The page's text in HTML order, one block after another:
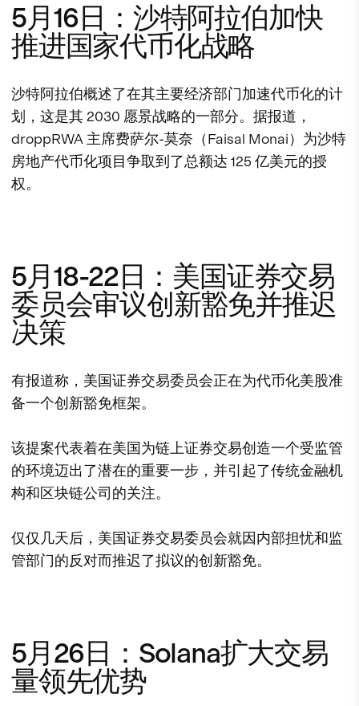
5月16日：沙特阿拉伯加快
推进国家代币化战略
沙特阿拉伯概述了在其主要经济部门加速代币化的计
划，这是其 2030 愿景战略的一部分。据报道，
droppRWA 主席费萨尔-莫奈（Faisal Monai）为沙特
房地产代币化项目争取到了总额达 125 亿美元的授
权。
5月18-22日：美国证券交易
委员会审议创新豁免并推迟
决策
有报道称，美国证券交易委员会正在为代币化美股准
备一个创新豁免框架。
该提案代表着在美国为链上证券交易创造一个受监管
的环境迈出了潜在的重要一步，并引起了传统金融机
构和区块链公司的关注。
仅仅几天后，美国证券交易委员会就因内部担忧和监
管部门的反对而推迟了拟议的创新豁免。
5月26日：Solana扩大交易
量领先优势